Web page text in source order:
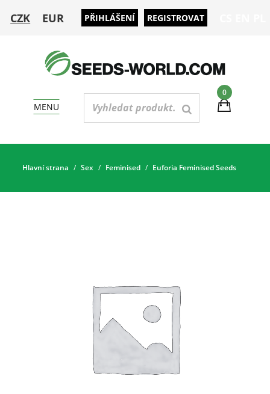
CZK EUR PŘIHLÁŠENÍ REGISTROVAT
0
MENU
Hlavní strana Sex Feminised Euforia Feminised Seeds